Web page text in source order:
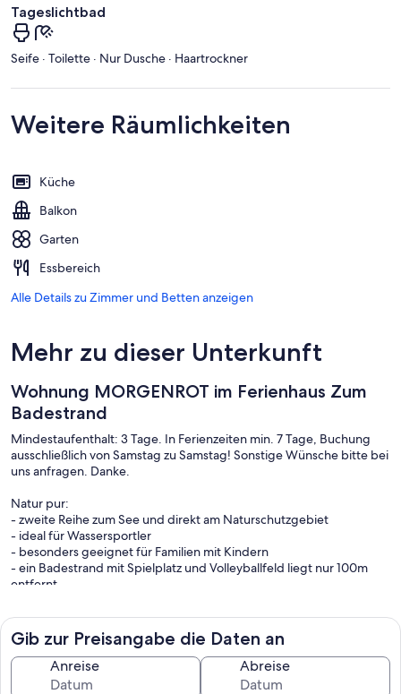
Tageslichtbad
Seife · Toilette · Nur Dusche · Haartrockner
Weitere Räumlichkeiten
Küche
Balkon
Garten
Essbereich
Alle Details zu Zimmer und Betten anzeigen
Mehr zu dieser Unterkunft
Wohnung MORGENROT im Ferienhaus Zum
Badestrand
Mindestaufenthalt: 3 Tage. In Ferienzeiten min. 7 Tage, Buchung
ausschließlich von Samstag zu Samstag! Sonstige Wünsche bitte bei
uns anfragen. Danke.
Natur pur:
- zweite Reihe zum See und direkt am Naturschutzgebiet
- ideal für Wassersportler
- besonders geeignet für Familien mit Kindern
- ein Badestrand mit Spielplatz und Volleyballfeld liegt nur 100m
entfernt
Wohnraum:
Erdgeschoss mit Wohn-, Ess- und Küchenbereich. Über eine
interne Treppe kommt man ins Dachgeschoss mit einem
Schlafzimmer für Eltern, einem Kinderzimmer mit zwei Betten und
einem Tageslichtbad.
Gib zur Preisangabe die Daten an
Anreise Abreise